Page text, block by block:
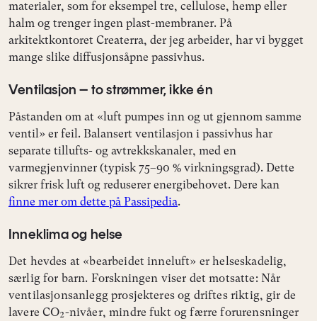
materialer, som for eksempel tre, cellulose, hemp eller
halm og trenger ingen plast-membraner. På
arkitektkontoret Createrra, der jeg arbeider, har vi bygget
mange slike diffusjonsåpne passivhus.
Ventilasjon – to strømmer, ikke én
Påstanden om at «luft pumpes inn og ut gjennom samme
ventil» er feil. Balansert ventilasjon i passivhus har
separate tillufts- og avtrekkskanaler, med en
varmegjenvinner (typisk 75–90 % virkningsgrad). Dette
sikrer frisk luft og reduserer energibehovet. Dere kan
finne mer om dette på Passipedia.
Inneklima og helse
Det hevdes at «bearbeidet inneluft» er helseskadelig,
særlig for barn. Forskningen viser det motsatte: Når
ventilasjonsanlegg prosjekteres og driftes riktig, gir de
lavere CO₂-nivåer, mindre fukt og færre forurensninger